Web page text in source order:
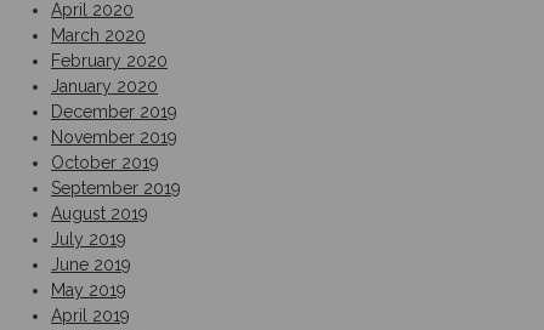
April 2020
March 2020
February 2020
January 2020
December 2019
November 2019
October 2019
September 2019
August 2019
July 2019
June 2019
May 2019
April 2019